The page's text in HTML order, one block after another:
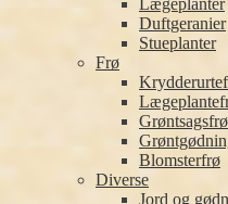
Lægeplanter
Duftgeranier
Stueplanter
Frø
Grøntsagsfrø
Blomsterfrø
Diverse
Jord og